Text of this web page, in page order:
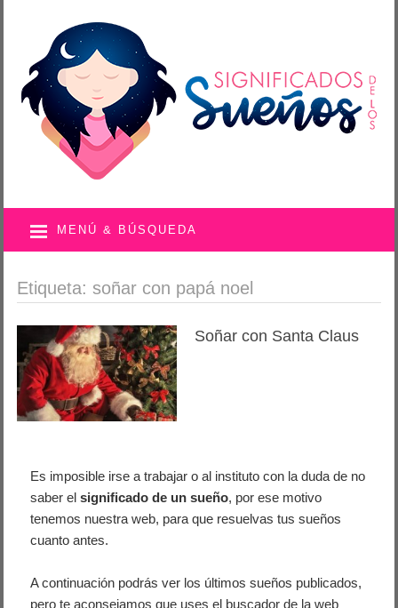
MENÚ & BÚSQUEDA
Etiqueta: soñar con papá noel
Soñar con Santa Claus
Es imposible irse a trabajar o al instituto con la duda de no
saber elsignificado de un sueño, por ese motivo
tenemos nuestra web, para que resuelvas tus sueños
cuanto antes.
A continuación podrás ver los últimos sueños publicados,
pero te aconsejamos que uses el buscador de la web